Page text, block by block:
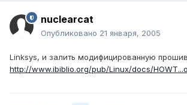
nuclearcat
Опубликовано 21 января, 2005
Linksys, и залить модифицированную
http://www.ibiblio.org/pub/Linux/docs/